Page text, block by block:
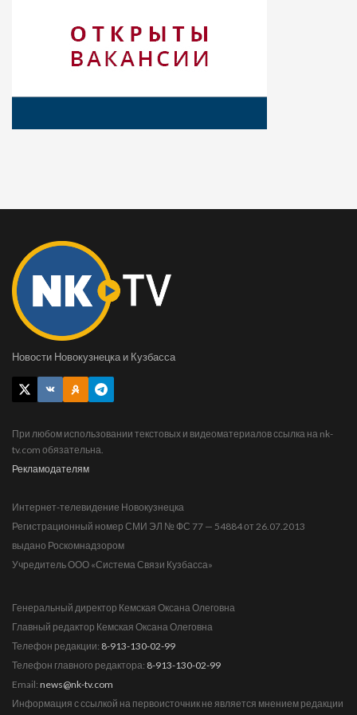
Новости Новокузнецка и Кузбасса
При любом использовании текстовых и видеоматериалов ссылка на nk-
tv.com обязательна.
Рекламодателям
Интернет-телевидение Новокузнецка
Регистрационный номер СМИ ЭЛ № ФС 77 — 54884 от 26.07.2013
выдано Роскомнадзором
Учредитель ООО «Система Связи Кузбасса»
Генеральный директор Кемская Оксана Олеговна
Главный редактор Кемская Оксана Олеговна
Телефон редакции: 8-913-130-02-99
Телефон главного редактора: 8-913-130-02-99
Email: news@nk-tv.com
Информация с ссылкой на первоисточник не является мнением редакции